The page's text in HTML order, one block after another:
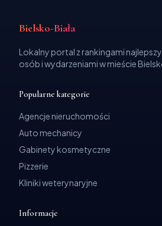
Bielsko-Biała
Lokalny portal z rankingami
osób i wydarzeniami w mieście
Popularne kategorie
Agencje nieruchomości
Auto mechanicy
Gabinety kosmetyczne
Pizzerie
Kliniki weterynaryjne
Informacje